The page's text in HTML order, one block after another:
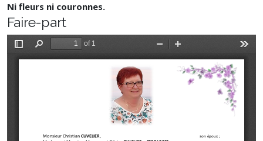
Ni fleurs ni couronnes.
Faire-part